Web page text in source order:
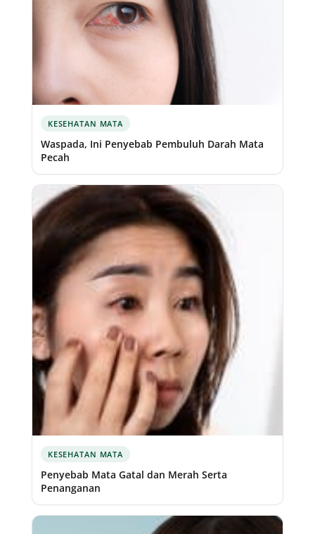
KESEHATAN MATA
Waspada, Ini Penyebab Pembuluh Darah Mata
Pecah
KESEHATAN MATA
Penyebab Mata Gatal dan Merah Serta
Penanganan